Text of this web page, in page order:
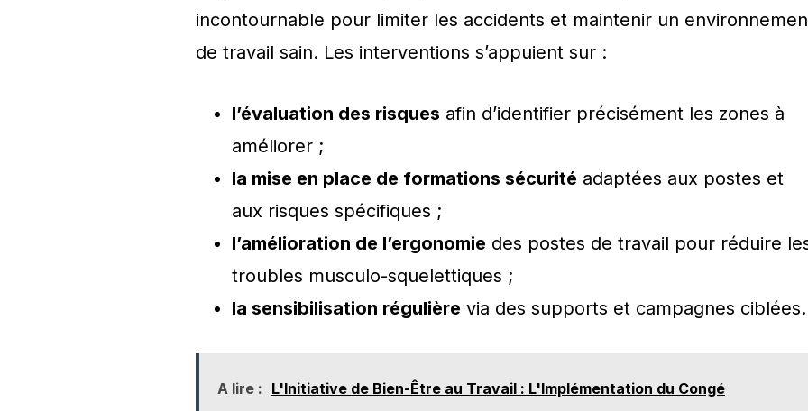
incontournable pour limiter les accidents et maintenir un
de travail sain. Les interventions s’appuient sur :
l’évaluation des risques afin d’identifier précisément les zones à
améliorer ;
la mise en place de formations sécurité adaptées aux postes et
aux risques spécifiques ;
l’amélioration de l’ergonomie des postes de travail pour réduire
troubles musculo-squelettiques ;
la sensibilisation régulière via des supports et campagnes ciblées.
A lire : L'Initiative de Bien-Être au Travail : L'Implémentation du Congé